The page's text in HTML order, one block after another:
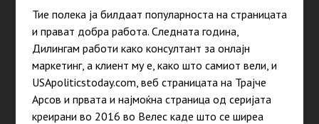
Тие полека ја билдаат популарноста на страницата
и прават добра работа. Следната година,
Дилингам работи како консултант за онлајн
маркетинг, а клиент му е, како што самиот вели, и
USApoliticstoday.com, веб страницата на Трајче
Арсов и првата и најмоќна страница од серијата
креирани во 2016 во Велес каде што се ширеа